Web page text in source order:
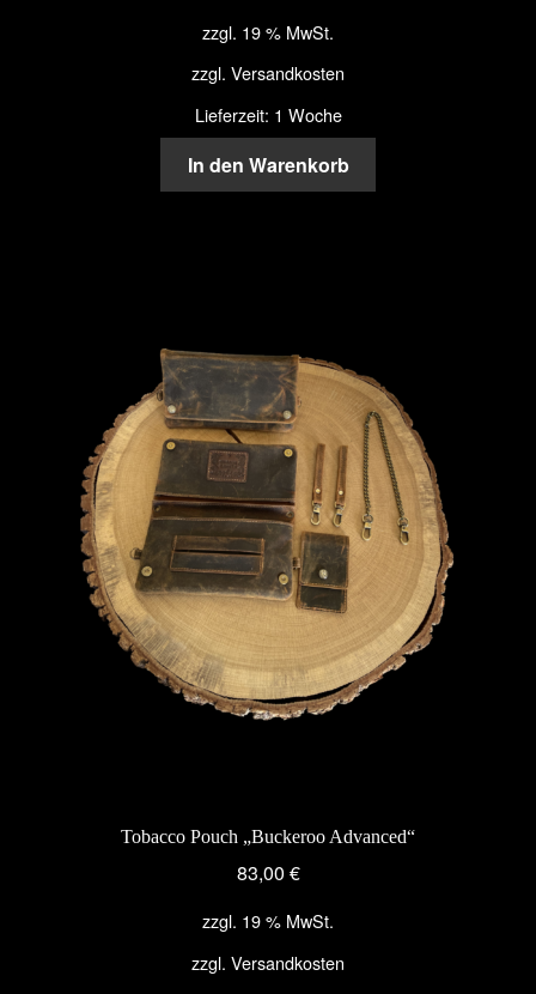
zzgl. 19 % MwSt.
zzgl. Versandkosten
Lieferzeit: 1 Woche
In den Warenkorb
Tobacco Pouch „Buckeroo Advanced“
83,00 €
zzgl. 19 % MwSt.
zzgl. Versandkosten